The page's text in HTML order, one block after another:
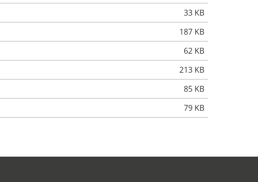
33 KB
187 KB
62 KB
213 KB
85 KB
79 KB